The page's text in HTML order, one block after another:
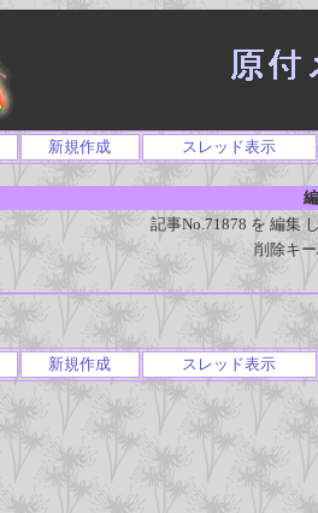
新規作成 スレッド表示
記事No.71878 を 編集
削除キ
新規作成 スレッド表示